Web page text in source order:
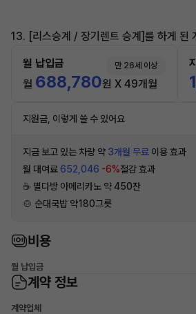
13. [리스승계 / 장기렌트 승계]를 하게 된
월 납입금 만 26세 이상
월 688,780원 X 49개월
지원금, 이렇게 쓸 수 있어요
지금 보고 있는 차량 약 3개월 무료 이용 효과
월 대여료 652,046 -6%절감 효과
☕️ 별다방 아메리카노 약 450잔
🍲 순대국밥 약180그릇
비용
월 납입금
계약 정보
계약업체